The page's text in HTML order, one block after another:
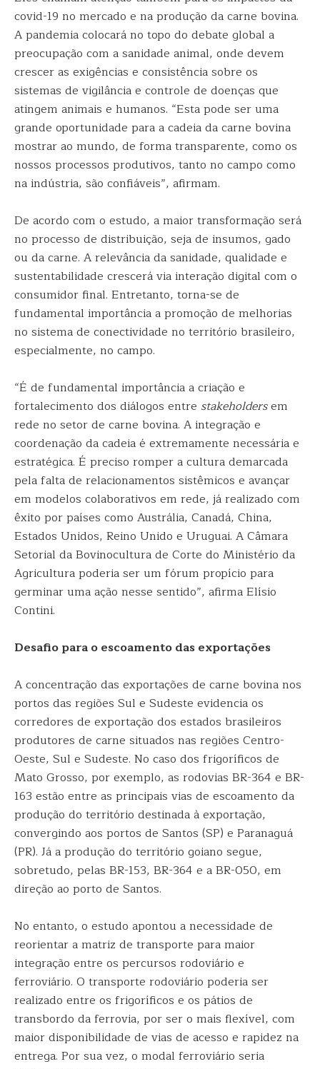
covid-19 no mercado e na produção da carne bovina.
A pandemia colocará no topo do debate global a
preocupação com a sanidade animal, onde devem
crescer as exigências e consistência sobre os
sistemas de vigilância e controle de doenças que
atingem animais e humanos. “Esta pode ser uma
grande oportunidade para a cadeia da carne bovina
mostrar ao mundo, de forma transparente, como os
nossos processos produtivos, tanto no campo como
na indústria, são confiáveis”, afirmam.
De acordo com o estudo, a maior transformação será
no processo de distribuição, seja de insumos, gado
ou da carne. A relevância da sanidade, qualidade e
sustentabilidade crescerá via interação digital com o
consumidor final. Entretanto, torna-se de
fundamental importância a promoção de melhorias
no sistema de conectividade no território brasileiro,
especialmente, no campo.
“É de fundamental importância a criação e
fortalecimento dos diálogos entre stakeholdersem
rede no setor de carne bovina. A integração e
coordenação da cadeia é extremamente necessária e
estratégica. É preciso romper a cultura demarcada
pela falta de relacionamentos sistêmicos e avançar
em modelos colaborativos em rede, já realizado com
êxito por países como Austrália, Canadá, China,
Estados Unidos, Reino Unido e Uruguai. A Câmara
Setorial da Bovinocultura de Corte do Ministério da
Agricultura poderia ser um fórum propício para
germinar uma ação nesse sentido”, afirma Elísio
Contini.
Desafio para o escoamento das exportações
A concentração das exportações de carne bovina nos
portos das regiões Sul e Sudeste evidencia os
corredores de exportação dos estados brasileiros
produtores de carne situados nas regiões Centro-
Oeste, Sul e Sudeste. No caso dos frigoríficos de
Mato Grosso, por exemplo, as rodovias BR-364 e BR-
163 estão entre as principais vias de escoamento da
produção do território destinada à exportação,
convergindo aos portos de Santos (SP) e Paranaguá
(PR). Já a produção do território goiano segue,
sobretudo, pelas BR-153, BR-364 e a BR-050, em
direção ao porto de Santos.
No entanto, o estudo apontou a necessidade de
reorientar a matriz de transporte para maior
integração entre os percursos rodoviário e
ferroviário. O transporte rodoviário poderia ser
realizado entre os frigoríficos e os pátios de
transbordo da ferrovia, por ser o mais flexível, com
maior disponibilidade de vias de acesso e rapidez na
entrega. Por sua vez, o modal ferroviário seria